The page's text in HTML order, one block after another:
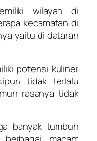
wilayah di
kecamatan di
yaitu di dataran
potensi kuliner
tidak terlalu
rasanya tidak
banyak tumbuh